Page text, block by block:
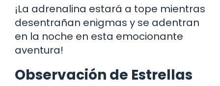
¡La adrenalina estará a tope mientras
desentrañan enigmas y se adentran
en la noche en esta emocionante
aventura!
Observación de Estrellas